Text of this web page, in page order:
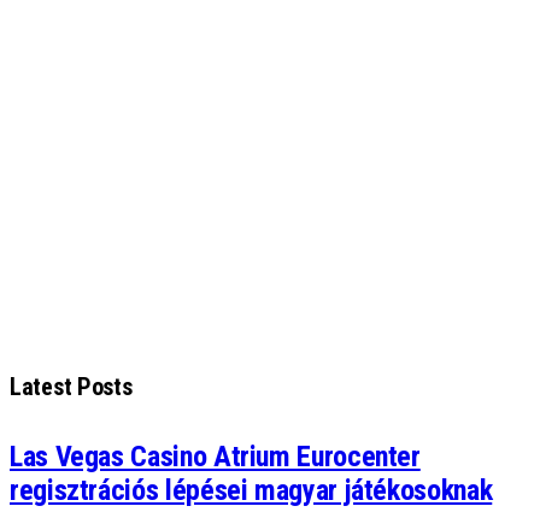
Latest Posts
Las Vegas Casino Atrium Eurocenter
regisztrációs lépései magyar játékosoknak